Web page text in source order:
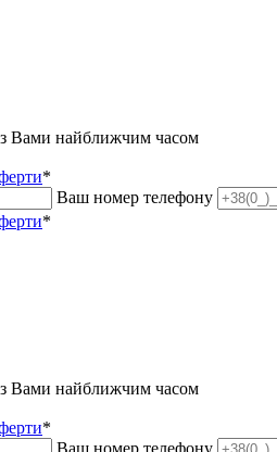
з Вами найближчим часом
*
Ваш номер телефону
*
з Вами найближчим часом
*
Ваш номер телефону